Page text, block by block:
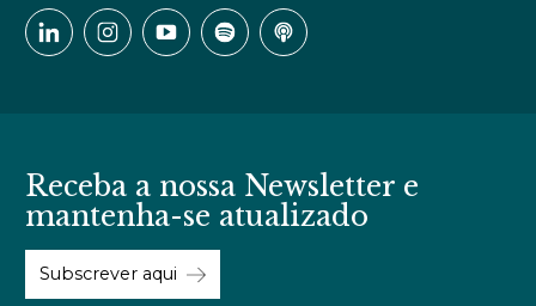
Receba a nossa Newsletter e
mantenha-se atualizado
Subscrever aqui